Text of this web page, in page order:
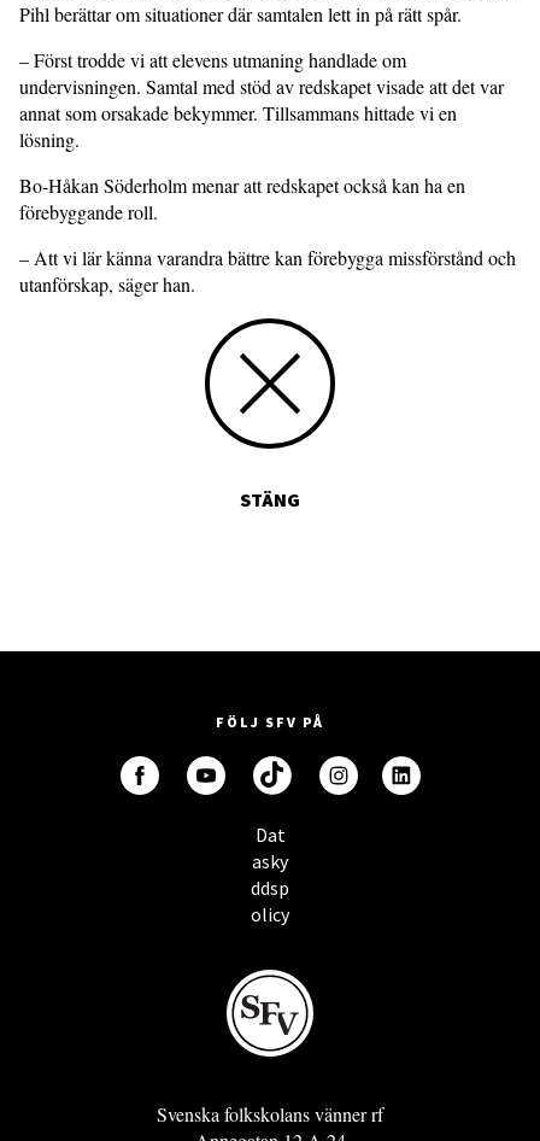
Pihl berättar om situationer där samtalen lett in på rätt spår.
– Först trodde vi att elevens utmaning handlade om
undervisningen. Samtal med stöd av redskapet visade att det var
annat som orsakade bekymmer. Tillsammans hittade vi en
lösning.
Bo-Håkan Söderholm menar att redskapet också kan ha en
förebyggande roll.
– Att vi lär känna varandra bättre kan förebygga missförstånd och
utanförskap, säger han.
STÄNG
FÖLJ SFV PÅ
Dat
asky
ddsp
olicy
Svenska folkskolans vänner rf